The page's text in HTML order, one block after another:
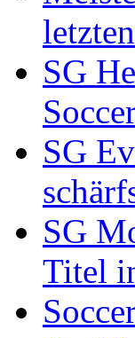
SG
SG
SG
Titel